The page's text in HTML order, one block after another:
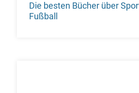
Die besten Bücher über
Fußball